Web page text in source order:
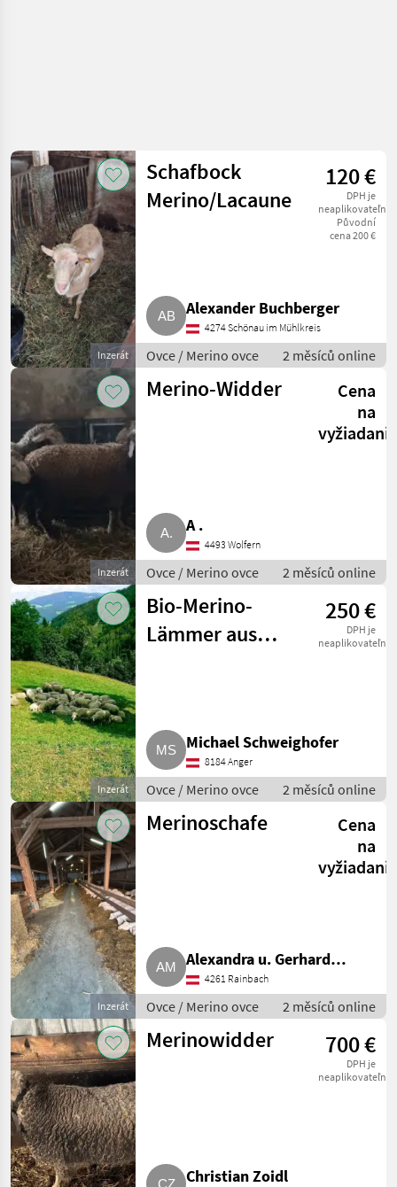
Inzerát
Schafbock
Merino/Lacaune
120 €
DPH je
neaplikovateľné
Původní
cena 200 €
Alexander Buchberger
4274 Schönau im Mühlkreis
Ovce / Merino ovce 2 měsíců online
Inzerát
Merino-Widder
Cena
na
A .
4493 Wolfern
Ovce / Merino ovce 2 měsíců online
Inzerát
Bio-Merino-
Lämmer aus
250 €
DPH je
neaplikovateľné
Michael Schweighofer
8184 Anger
Ovce / Merino ovce 2 měsíců online
Inzerát
Merinoschafe
Cena
na
Alexandra u. Gerhard
Miesenböck
4261 Rainbach
Ovce / Merino ovce 2 měsíců online
Merinowidder 700 €
DPH je
neaplikovateľné
Christian Zoidl